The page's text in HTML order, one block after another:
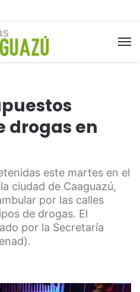
B
drogas en
este martes en el
ciudad de Caaguazú,
por las calles
de drogas. El
por la Secretaría